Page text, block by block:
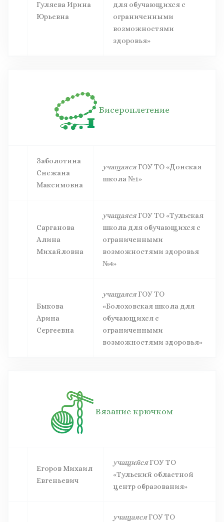
Гуляева Ирина
Юрьевна
для обучающихся с
ограниченными
возможностями
здоровья»
Бисероплетение
Заболотина
Снежана
Максимовна
учащаясяГОУ ТО «Донская
школа №1»
Сарганова
Алина
Михайловна
учащаясяГОУ ТО «Тульская
школа для обучающихся с
ограниченными
возможностями здоровья
№4»
Быкова
Арина
Сергеевна
учащаясяГОУ ТО
«Болоховская школа для
обучающихся с
ограниченными
возможностями здоровья»
Вязание крючком
Егоров Михаил
Евгеньевич
учащийсяГОУ ТО
«Тульский областной
центр образования»
учащаясяГОУ ТО